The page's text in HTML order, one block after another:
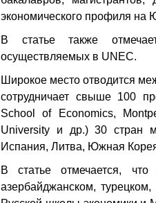
экономического профиля на
В статье также
осуществляемых в UNEC.
Широкое место отводится
сотрудничает свыше 100
School of Economics,
University и др.) 30 стран
Испания, Литва, Южная
В статье отмечается,
азербайджанском,